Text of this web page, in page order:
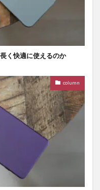
く快適に使えるのか
column